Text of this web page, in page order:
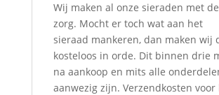
Wij maken al onze sieraden met
zorg. Mocht er toch wat aan het
sieraad mankeren, dan maken wij
kosteloos in orde. Dit binnen drie
na aankoop en mits alle
aanwezig zijn. Verzendkosten voor